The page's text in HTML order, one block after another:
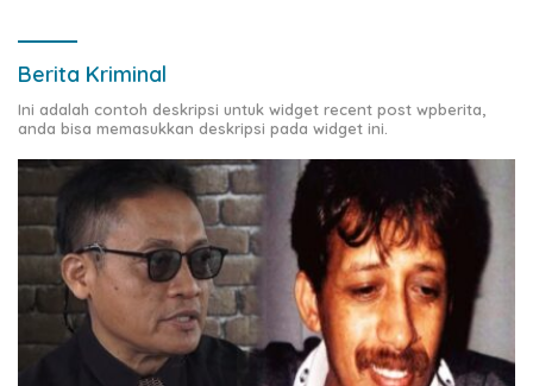
Berita Kriminal
Ini adalah contoh deskripsi untuk widget recent post wpberita,
anda bisa memasukkan deskripsi pada widget ini.